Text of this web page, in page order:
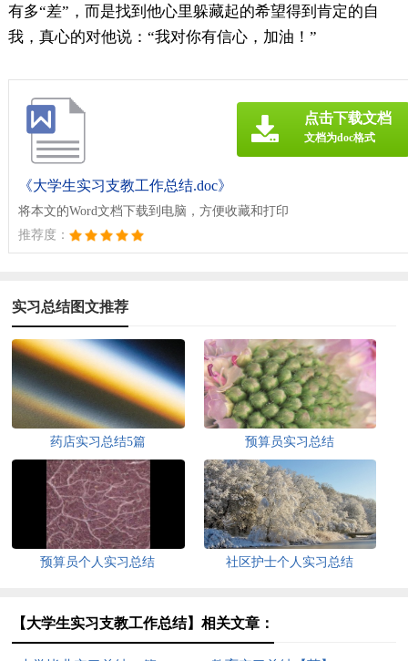
有多“差”，而是找到他心里躲藏起的希望得到肯定的自
我，真心的对他说：“我对你有信心，加油！”
《大学生实习支教工作总结.doc》
将本文的Word文档下载到电脑，方便收藏和打印
推荐度：
点击下载文档
文档为doc格式
实习总结图文推荐
药店实习总结5篇 预算员实习总结
预算员个人实习总结 社区护士个人实习总结
【大学生实习支教工作总结】相关文章：